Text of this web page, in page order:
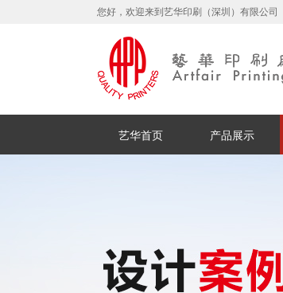
您好，欢迎来到艺华印刷（深圳）有限公司
艺华首页 产品展示